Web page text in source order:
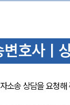
호사ㅣ
소송 상담을 요청